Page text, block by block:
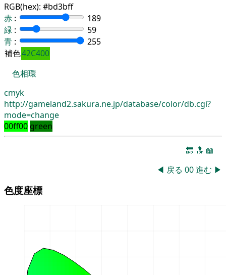
RGB(hex): #bd3bff
赤 :
189
緑 :
59
青 :
255
補色42C400
色相環
cmyk
http://gameland2.sakura.ne.jp/database/color/db.cgi?
mode=change
00ff00 green
🔚 🔝 📖
◀ 戻る 00進む ▶
色度座標